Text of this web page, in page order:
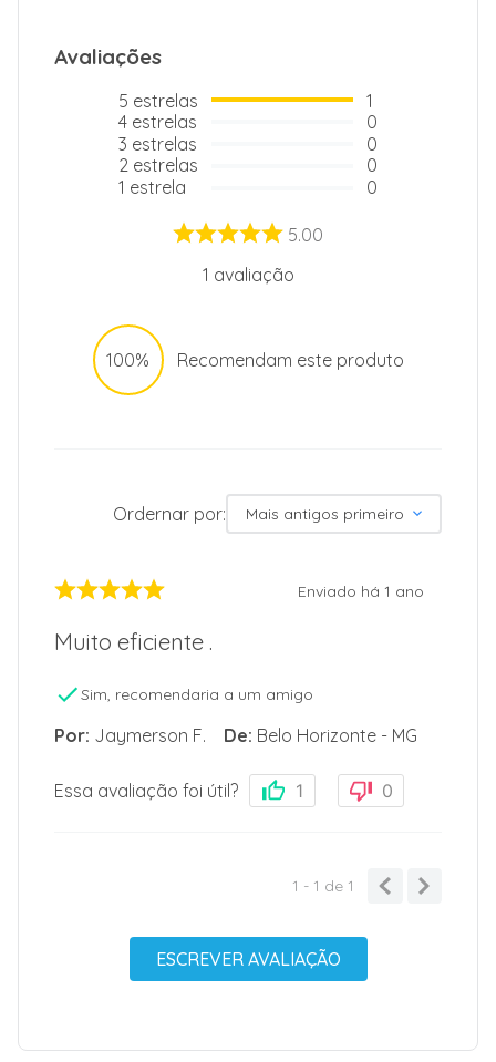
Avaliações
5 estrelas
4 estrelas
3 estrelas
2 estrelas
1 estrela
1
0
0
0
0
5.00
1 avaliação
100% Recomendam este produto
Ordernar por: Mais antigos primeiro
Enviado há 1 ano
Muito eficiente .
Sim, recomendaria a um amigo
Por: Jaymerson F. De: Belo Horizonte - MG
Essa avaliação foi útil? 1 0
1 - 1 de 1
ESCREVER AVALIAÇÃO